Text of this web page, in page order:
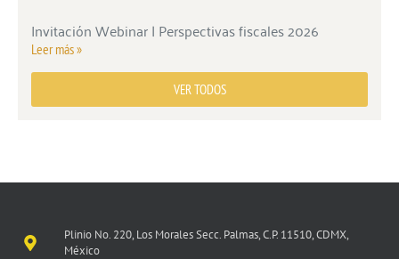
Invitación Webinar | Perspectivas fiscales 2026
Leer más »
VER TODOS
Plinio No. 220, Los Morales Secc. Palmas, C.P. 11510, CDMX,
México